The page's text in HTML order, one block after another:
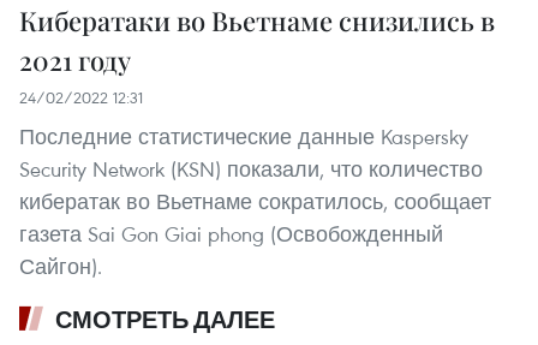
Кибератаки во Вьетнаме снизились в
2021 году
24/02/2022 12:31
Последние статистические данные Kaspersky
Security Network (KSN) показали, что количество
кибератак во Вьетнаме сократилось, сообщает
газета Sai Gon Giai phong (Освобожденный
Сайгон).
СМОТРЕТЬ ДАЛЕЕ